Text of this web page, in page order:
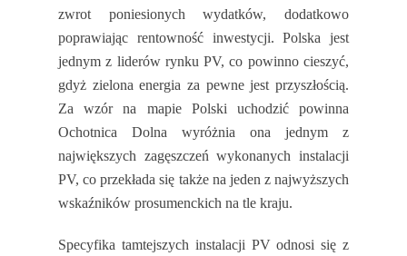
zwrot poniesionych wydatków, dodatkowo
poprawiając rentowność inwestycji. Polska jest
jednym z liderów rynku PV, co powinno cieszyć,
gdyż zielona energia za pewne jest przyszłością.
Za wzór na mapie Polski uchodzić powinna
Ochotnica Dolna wyróżnia ona jednym z
największych zagęszczeń wykonanych instalacji
PV, co przekłada się także na jeden z najwyższych
wskaźników prosumenckich na tle kraju.
Specyfika tamtejszych instalacji PV odnosi się z